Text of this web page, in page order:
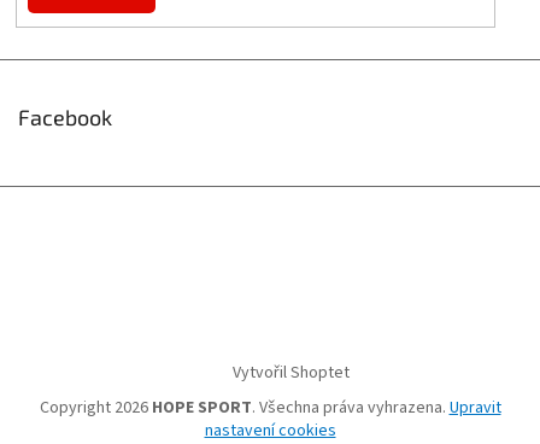
Facebook
Vytvořil Shoptet
Copyright 2026 HOPE SPORT. Všechna práva vyhrazena. Upravit
nastavení cookies